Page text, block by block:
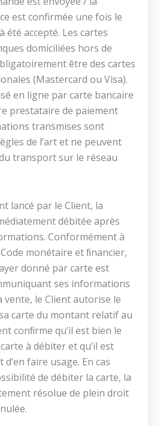
est confirmée une fois le
été accepté. Les cartes
domiciliées hors de
être des cartes
(Mastercard ou Visa).
en ligne par carte bancaire
prestataire de paiement
transmises sont
de l’art et ne peuvent
transport sur le réseau
lancé par le Client, la
débitée après
Conformément à
monétaire et ﬁnancier,
donné par carte est
ses informations
vente, le Client autorise le
carte du montant relatif au
conﬁrme qu’il est bien le
à débiter et qu’il est
faire usage. En cas
de débiter la carte, la
résolue de plein droit